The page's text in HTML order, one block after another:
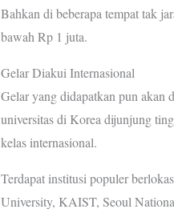
Bahkan di beberapa tempat tak
bawah Rp 1 juta.
Gelar Diakui Internasional
Gelar yang didapatkan pun akan
universitas di Korea dijunjung
kelas internasional.
Terdapat institusi populer
University, KAIST, Seoul